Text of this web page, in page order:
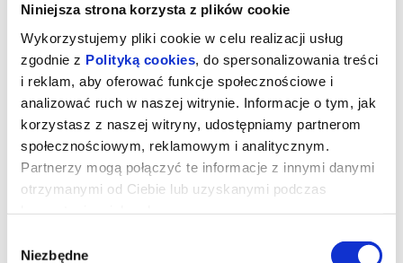
Niniejsza strona korzysta z plików cookie
Wykorzystujemy pliki cookie w celu realizacji usług
zgodnie z Polityką cookies , do spersonalizowania treści
i reklam, aby oferować funkcje społecznościowe i
analizować ruch w naszej witrynie. Informacje o tym, jak
korzystasz z naszej witryny, udostępniamy partnerom
społecznościowym, reklamowym i analitycznym.
Partnerzy mogą połączyć te informacje z innymi danymi
otrzymanymi od Ciebie lub uzyskanymi podczas
zgody
Niezbędne
POSŁANI / 2D
Regularny repertuar
Bilety: 20 zł normalny, 18 zł ulgowy, 16 zł "w samo południe", 15 zł
gatunek: dokumentalny / religijny